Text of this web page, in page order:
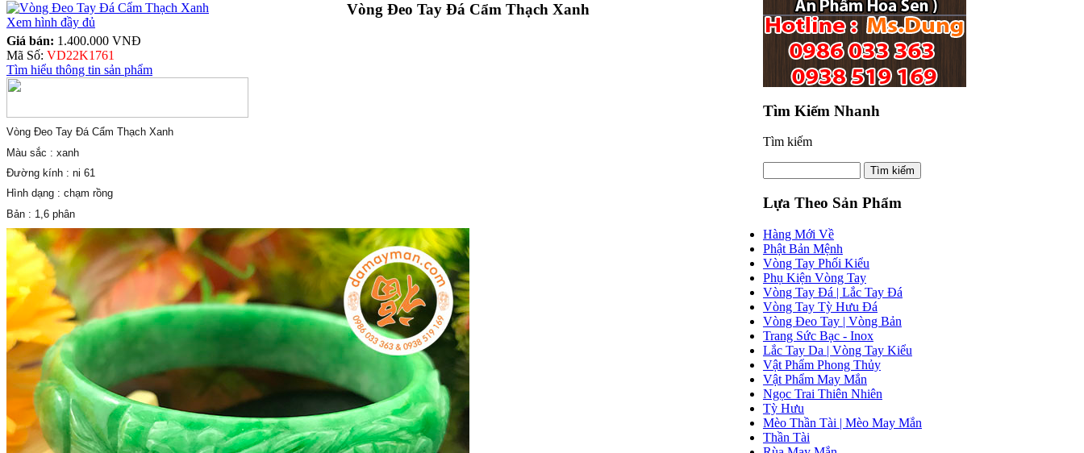
Xem hình đầy đủ
Vòng Đeo Tay Đá Cẩm Thạch Xanh
Giá bán: 1.400.000 VNĐ
Mã Số: VD22K1761
Tìm hiểu thông tin sản phẩm
Vòng Đeo Tay Đá Cẩm Thạch Xanh
Màu sắc : xanh
Đường kính : ni 61
Hình dạng : chạm rồng
Bản : 1,6 phân
Tìm Kiếm Nhanh
Tìm kiếm
Lựa Theo Sản Phẩm
Hàng Mới Về
Phật Bản Mệnh
Vòng Tay Phối Kiểu
Phụ Kiện Vòng Tay
Vòng Tay Đá | Lắc Tay Đá
Vòng Tay Tỳ Hưu Đá
Vòng Đeo Tay | Vòng Bản
Trang Sức Bạc - Inox
Lắc Tay Da | Vòng Tay Kiểu
Vật Phẩm Phong Thủy
Vật Phẩm May Mắn
Ngọc Trai Thiên Nhiên
Tỳ Hưu
Mèo Thần Tài | Mèo May Mắn
Thần Tài